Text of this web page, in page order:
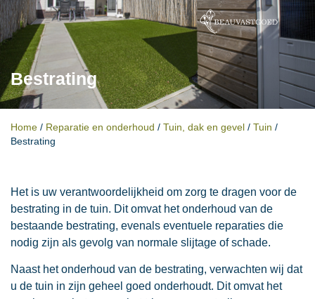
Bestrating
Home / Reparatie en onderhoud / Tuin, dak en gevel / Tuin /
Bestrating
Het is uw verantwoordelijkheid om zorg te dragen voor de
bestrating in de tuin. Dit omvat het onderhoud van de
bestaande bestrating, evenals eventuele reparaties die
nodig zijn als gevolg van normale slijtage of schade.
Naast het onderhoud van de bestrating, verwachten wij dat
u de tuin in zijn geheel goed onderhoudt. Dit omvat het